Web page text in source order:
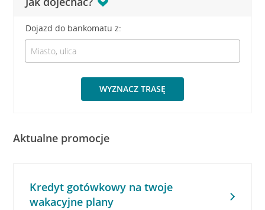
Dojazd do bankomatu z:
WYZNACZ TRASĘ
Aktualne promocje
Kredyt gotówkowy na twoje
wakacyjne plany